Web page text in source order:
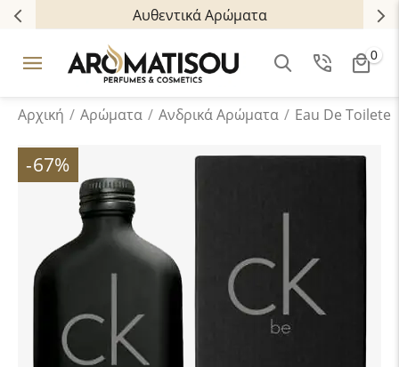
Αυθεντικά Αρώματα
0
Αρχική / Αρώματα / Ανδρικά Aρώματα / Eau De Toilete
-67%